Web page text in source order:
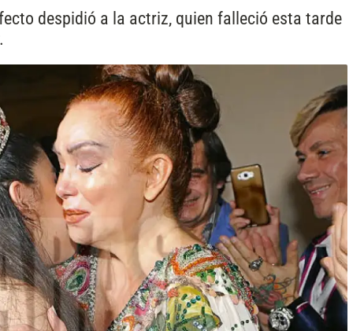
despidió a la actriz, quien falleció esta tarde